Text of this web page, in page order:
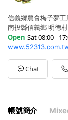
信義鄉農會梅子夢
南投縣信義鄉 明德
Open Sat 08:00 -
Sun08:00 - 17:00
Mon08:00 - 17:00
Tue08:00 - 17:00
Wed08:00 - 17:00
Sat08:00 - 17:00
梅子夢工廠門市：上
Chat
帳號簡介